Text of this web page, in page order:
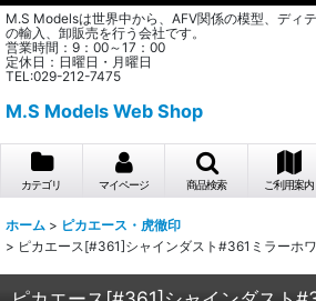
M.S Modelsは世界中から、AFV関係の模型、ディ
の輸入、卸販売を行う会社です。
営業時間：9：00～17：00
定休日：日曜日・月曜日
TEL:029-212-7475
M.S Models Web Shop
カテゴリ マイページ 商品検索 ご利用案内
ホーム > ピカエース・虎徹印
> ピカエース[#361]シャインダスト#361ミラーホ